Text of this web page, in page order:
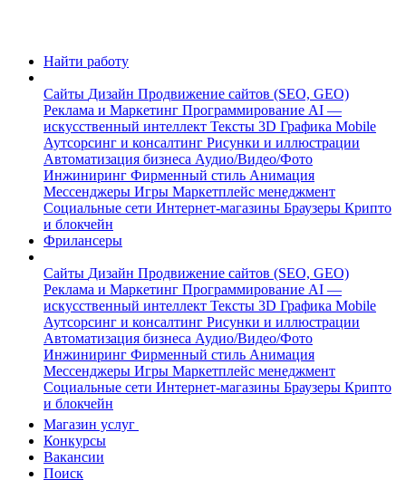
Найти работу
Сайты Дизайн Продвижение сайтов (SEO, GEO)
Реклама и Маркетинг Программирование AI —
искусственный интеллект Тексты 3D Графика Mobile
Аутсорсинг и консалтинг Рисунки и иллюстрации
Автоматизация бизнеса Аудио/Видео/Фото
Инжиниринг Фирменный стиль Анимация
Мессенджеры Игры Маркетплейс менеджмент
Социальные сети Интернет-магазины Браузеры Крипто
и блокчейн
Фрилансеры
Сайты Дизайн Продвижение сайтов (SEO, GEO)
Реклама и Маркетинг Программирование AI —
искусственный интеллект Тексты 3D Графика Mobile
Аутсорсинг и консалтинг Рисунки и иллюстрации
Автоматизация бизнеса Аудио/Видео/Фото
Инжиниринг Фирменный стиль Анимация
Мессенджеры Игры Маркетплейс менеджмент
Социальные сети Интернет-магазины Браузеры Крипто
и блокчейн
Магазин услуг
Конкурсы
Вакансии
Поиск